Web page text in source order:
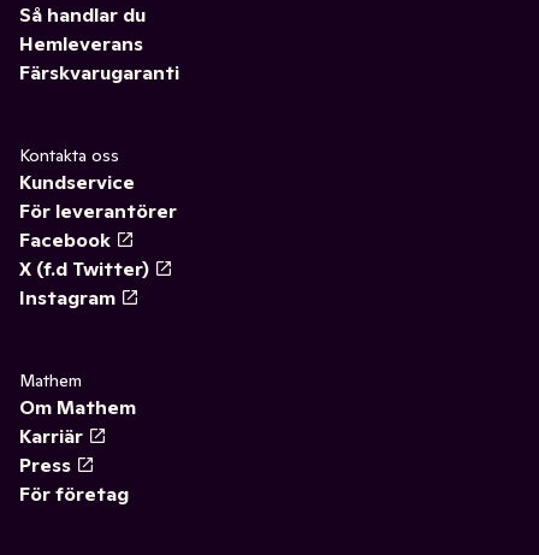
Så handlar du
Hemleverans
Färskvarugaranti
Kontakta oss
Kundservice
För leverantörer
Facebook
X (f.d Twitter)
Instagram
Mathem
Om Mathem
Karriär
Press
För företag